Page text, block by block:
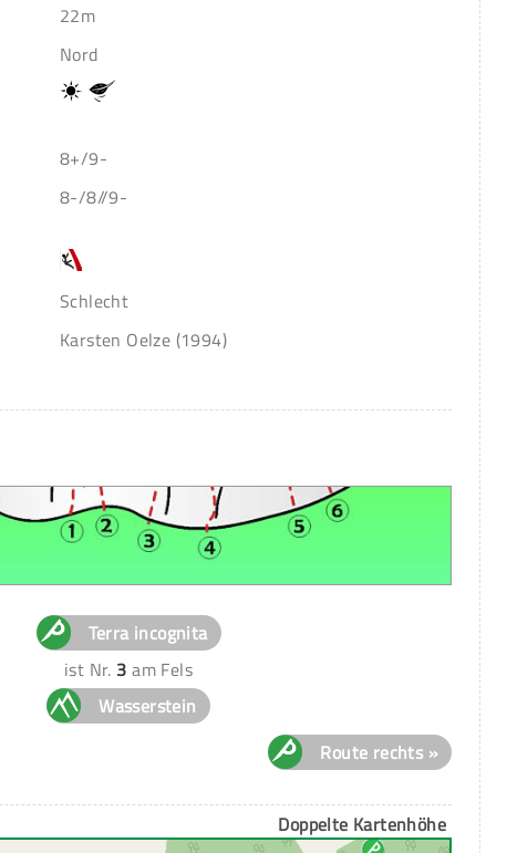
22m
Nord
8+/9-
8-/8//9-
Schlecht
Karsten Oelze (1994)
Terra incognita
ist Nr. 3 am Fels
Wasserstein
Route rechts »
Doppelte Kartenhöhe